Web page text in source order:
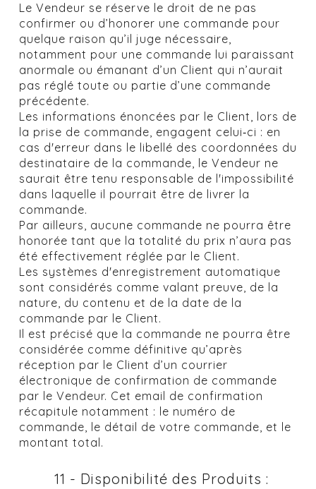
Le Vendeur se réserve le droit de ne pas
confirmer ou d’honorer une commande pour
quelque raison qu’il juge nécessaire,
notamment pour une commande lui paraissant
anormale ou émanant d’un Client qui n’aurait
pas réglé toute ou partie d’une commande
précédente.
Les informations énoncées par le Client, lors de
la prise de commande, engagent celui‐ci : en
cas d'erreur dans le libellé des coordonnées du
destinataire de la commande, le Vendeur ne
saurait être tenu responsable de l'impossibilité
dans laquelle il pourrait être de livrer la
commande.
Par ailleurs, aucune commande ne pourra être
honorée tant que la totalité du prix n’aura pas
été effectivement réglée par le Client.
Les systèmes d'enregistrement automatique
sont considérés comme valant preuve, de la
nature, du contenu et de la date de la
commande par le Client.
Il est précisé que la commande ne pourra être
considérée comme définitive qu’après
réception par le Client d’un courrier
électronique de confirmation de commande
par le Vendeur. Cet email de confirmation
récapitule notamment : le numéro de
commande, le détail de votre commande, et le
montant total.
11 - Disponibilité des Produits :